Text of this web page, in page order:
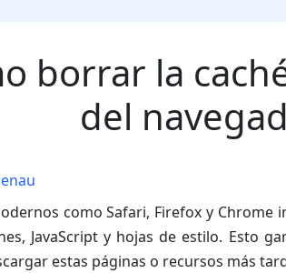
borrar la
del
como Safari, Firefox y Chrome
JavaScript y hojas de estilo. Esto
estas páginas o recursos más